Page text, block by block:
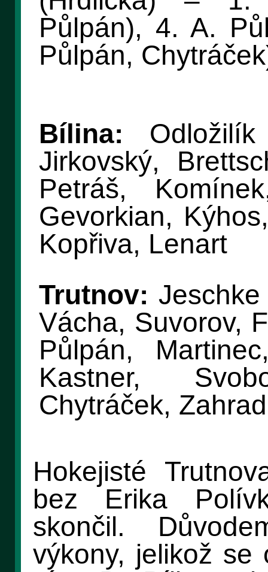
Půlpán), 4. A.
Půlpán,
Bílina:
Jirkovský,
Petráš,
Gevorkian,
Kopřiva, Lenart
Trutnov:
Vácha, Suvorov,
Půlpán,
Kastner,
Chytráček,
Hokejisté
bez Erika
skončil.
výkony, jelikož se